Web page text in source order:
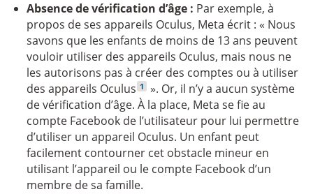
Absence de vérification d’âge : Par exemple, à
propos de ses appareils Oculus, Meta écrit : « Nous
savons que les enfants de moins de 13 ans peuvent
vouloir utiliser des appareils Oculus, mais nous ne
les autorisons pas à créer des comptes ou à utiliser
des appareils Oculus
Voir la note en bas de page :
1
». Or, il n’y a aucun système
de vérification d’âge. À la place, Meta se fie au
compte Facebook de l’utilisateur pour lui permettre
d’utiliser un appareil Oculus. Un enfant peut
facilement contourner cet obstacle mineur en
utilisant l’appareil ou le compte Facebook d’un
membre de sa famille.